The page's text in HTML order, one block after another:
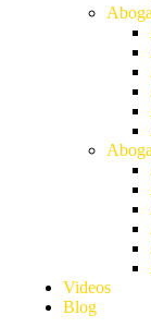
Videos
Blog